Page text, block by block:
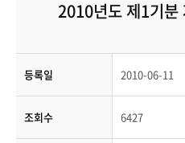
2010년도 제1기분
등록일 2010-06-11
조회수 6427